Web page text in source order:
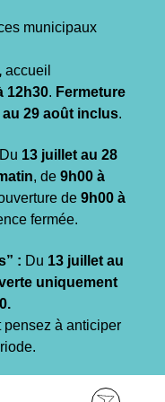
municipaux
accueil
12h30. Fermeture
au 29 août inclus.
Du 13 juillet au 28
, de 9h00 à
de 9h00 à
fermée.
: Du 13 juillet au
uniquement
pensez à anticiper